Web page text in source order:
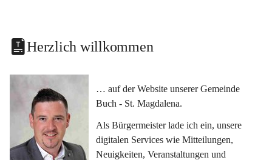
Herzlich willkommen
… auf der Website unserer Gemeinde
Buch - St. Magdalena.
Als Bürgermeister lade ich ein, unsere
digitalen Services wie Mitteilungen,
Neuigkeiten, Veranstaltungen und